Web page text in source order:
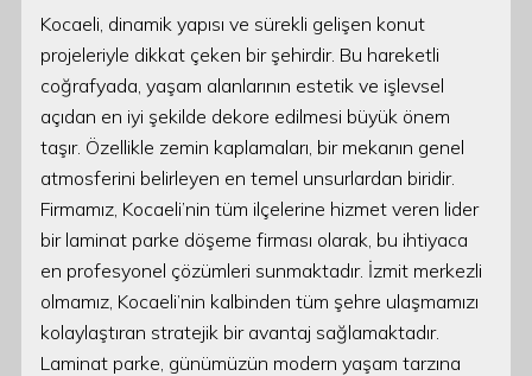
Kocaeli, dinamik yapısı ve sürekli gelişen konut
projeleriyle dikkat çeken bir şehirdir. Bu hareketli
coğrafyada, yaşam alanlarının estetik ve işlevsel
açıdan en iyi şekilde dekore edilmesi büyük önem
taşır. Özellikle zemin kaplamaları, bir mekanın genel
atmosferini belirleyen en temel unsurlardan biridir.
Firmamız, Kocaeli’nin tüm ilçelerine hizmet veren lider
bir laminat parke döşeme firması olarak, bu ihtiyaca
en profesyonel çözümleri sunmaktadır. İzmit merkezli
olmamız, Kocaeli’nin kalbinden tüm şehre ulaşmamızı
kolaylaştıran stratejik bir avantaj sağlamaktadır.
Laminat parke, günümüzün modern yaşam tarzına